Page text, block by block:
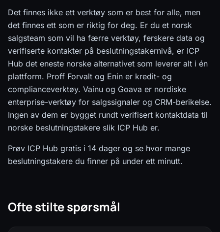
Det finnes ikke ett verktøy som er best for alle, men
det finnes ett som er riktig for deg. Er du et norsk
salgsteam som vil ha færre verktøy, ferskere data og
verifiserte kontakter på beslutningstakernivå, er ICP
Hub det eneste norske alternativet som leverer alt i én
plattform. Proff Forvalt og Enin er kredit- og
complianceverktøy. Vainu og Goava er nordiske
enterprise-verktøy for salgssignaler og CRM-berikelse.
Ingen av dem er bygget rundt verifisert kontaktdata til
norske beslutningstakere slik ICP Hub er.
Prøv ICP Hub gratis i 14 dager og se hvor mange
beslutningstakere du finner på under ett minutt.
Ofte stilte spørsmål